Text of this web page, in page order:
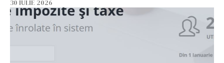
30 IULIE 2026